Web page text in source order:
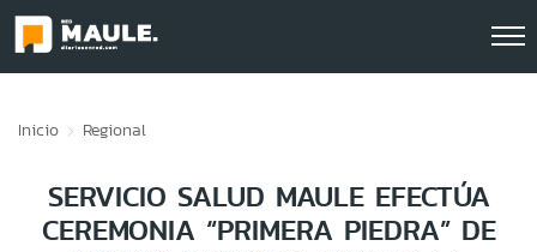
Inicio Regional
SERVICIO SALUD MAULE EFECTÚA
CEREMONIA “PRIMERA PIEDRA” DE